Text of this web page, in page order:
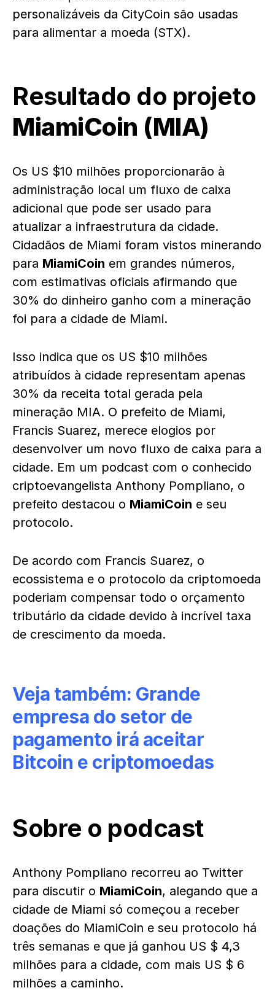
personalizáveis ​​da CityCoin são usadas
para alimentar a moeda (STX).
Resultado do projeto
MiamiCoin (MIA)
Os US $10 milhões proporcionarão à
administração local um fluxo de caixa
adicional que pode ser usado para
atualizar a infraestrutura da cidade.
Cidadãos de Miami foram vistos minerando
para MiamiCoin em grandes números,
com estimativas oficiais afirmando que
30% do dinheiro ganho com a mineração
foi para a cidade de Miami.
Isso indica que os US $10 milhões
atribuídos à cidade representam apenas
30% da receita total gerada pela
mineração MIA. O prefeito de Miami,
Francis Suarez, merece elogios por
desenvolver um novo fluxo de caixa para a
cidade. Em um podcast com o conhecido
criptoevangelista Anthony Pompliano, o
prefeito destacou o MiamiCoin e seu
protocolo.
De acordo com Francis Suarez, o
ecossistema e o protocolo da criptomoeda
poderiam compensar todo o orçamento
tributário da cidade devido à incrível taxa
de crescimento da moeda.
Veja também: Grande
empresa do setor de
pagamento irá aceitar
Bitcoin e criptomoedas
Sobre o podcast
Anthony Pompliano recorreu ao Twitter
para discutir o MiamiCoin, alegando que a
cidade de Miami só começou a receber
doações do MiamiCoin e seu protocolo há
três semanas e que já ganhou US $ 4,3
milhões para a cidade, com mais US $ 6
milhões a caminho.